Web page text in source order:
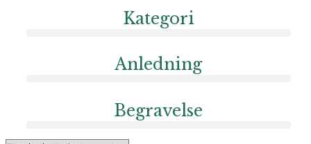
Kategori
Anledning
Begravelse